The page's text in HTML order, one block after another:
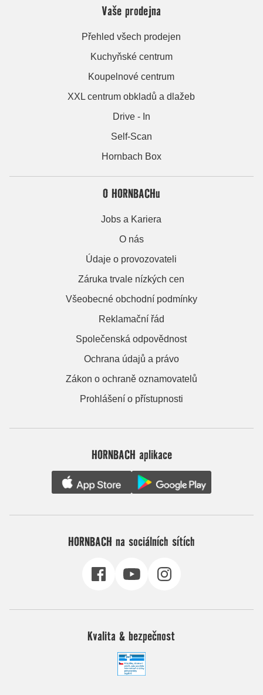
Vaše prodejna
Přehled všech prodejen
Kuchyňské centrum
Koupelnové centrum
XXL centrum obkladů a dlažeb
Drive - In
Self-Scan
Hornbach Box
O HORNBACHu
Jobs a Kariera
O nás
Údaje o provozovateli
Záruka trvale nízkých cen
Všeobecné obchodní podmínky
Reklamační řád
Společenská odpovědnost
Ochrana údajů a právo
Zákon o ochraně oznamovatelů
Prohlášení o přístupnosti
HORNBACH aplikace
HORNBACH na sociálních sítích
Kvalita & bezpečnost